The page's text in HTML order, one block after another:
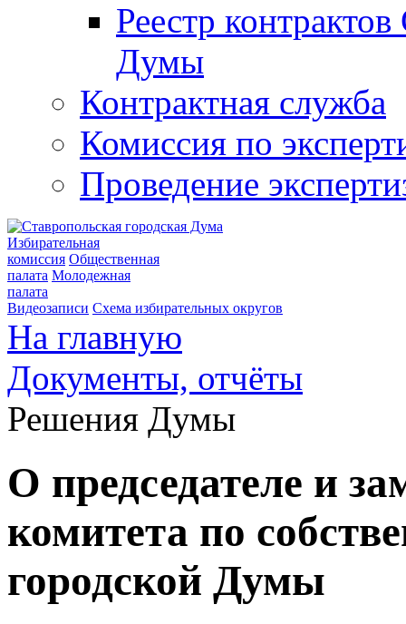
Реестр
Думы
Контрактная служба
Комиссия по
Проведение
Избирательная
комиссия Общественная
палата Молодежная
палата
Видеозаписи Схема избирательных округов
На главную
Документы, отчёты
Решения Думы
О председателе и
комитета по
городской Думы